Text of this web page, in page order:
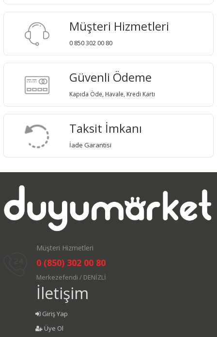
Müşteri Hizmetleri
0 850 302 00 80
Güvenli Ödeme
Kapıda Öde, Havale, Kredi Kartı
Taksit İmkanı
İade Garantisi
Müşteri Hizmetleri
0 (850) 302 00 80
Merkezefendi / DENİZLİ
İletişim
Giriş Yap
Üye Ol